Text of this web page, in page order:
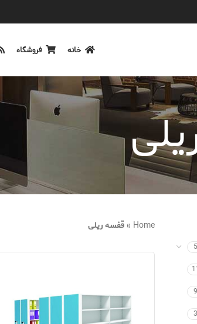
خانه فروشگاه
5
9
3
Home
»قفسه ریلی